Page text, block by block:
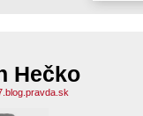
Hečko